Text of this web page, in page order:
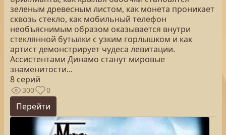
зеленым древесным листом, как монета проникает
сквозь стекло, как мобильный телефон
необъяснимым образом оказывается внутри
стеклянной бутылки с узким горлышком и как
артист демонстрирует чудеса левитации.
Ассистентами Динамо станут мировые
знаменитости...
8 серий
300 0
Перейти